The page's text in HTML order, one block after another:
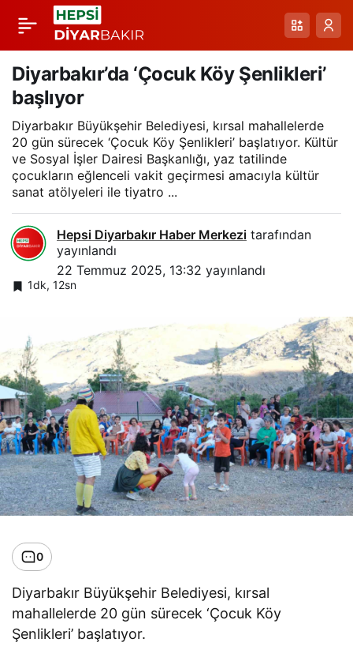
Diyarbakır’da ‘Çocuk Köy Şenlikleri’
başlıyor
Diyarbakır Büyükşehir Belediyesi, kırsal mahallelerde
20 gün sürecek ‘Çocuk Köy Şenlikleri’ başlatıyor. Kültür
ve Sosyal İşler Dairesi Başkanlığı, yaz tatilinde
çocukların eğlenceli vakit geçirmesi amacıyla kültür
sanat atölyeleri ile tiyatro ...
Hepsi Diyarbakır Haber Merkezi tarafından
yayınlandı
22 Temmuz 2025, 13:32 yayınlandı
1dk, 12sn
0
Diyarbakır Büyükşehir Belediyesi, kırsal
mahallelerde 20 gün sürecek ‘Çocuk Köy
Şenlikleri’ başlatıyor.
Vali Zorluoğlu,
Diyarbakır
Stadyumu’nda
incelemelerde
bulundu
Paylaş